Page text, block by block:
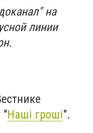
на
линии
"Наші гроші".